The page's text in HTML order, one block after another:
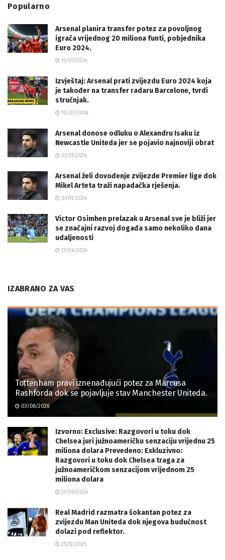
Popularno
Arsenal planira transfer potez za povoljnog
igrača vrijednog 20 miliona funti, pobjednika
Euro 2024.
15/07/2024
Izvještaj: Arsenal prati zvijezdu Euro 2024 koja
je također na transfer radaru Barcelone, tvrdi
stručnjak.
10/07/2024
Arsenal donose odluku o Alexandru Isaku iz
Newcastle Uniteda jer se pojavio najnoviji obrat
02/11/2024
Arsenal želi dovođenje zvijezde Premier lige dok
Mikel Arteta traži napadačka rješenja.
03/11/2024
Victor Osimhen prelazak u Arsenal sve je bliži jer
se značajni razvoj događa samo nekoliko dana
udaljenosti
17/06/2024
IZABRANO ZA VAS
Tottenham pravi iznenađujući potez za Marcusa
Rashforda dok se pojavljuje stav Manchester Uniteda.
03/08/2026
Izvorno: Exclusive: Razgovori u toku dok
Chelsea juri južnoameričku senzaciju vrijednu 25
miliona dolara Prevedeno: Exkluzivno:
Razgovori u toku dok Chelsea traga za
južnoameričkom senzacijom vrijednom 25
miliona dolara
21/06/2024
Real Madrid razmatra šokantan potez za
zvijezdu Man Uniteda dok njegova budućnost
dolazi pod reflektor.
25/12/2025